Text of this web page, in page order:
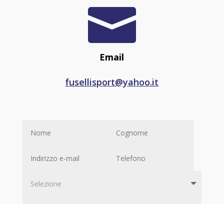

Email
fusellisport@yahoo.it